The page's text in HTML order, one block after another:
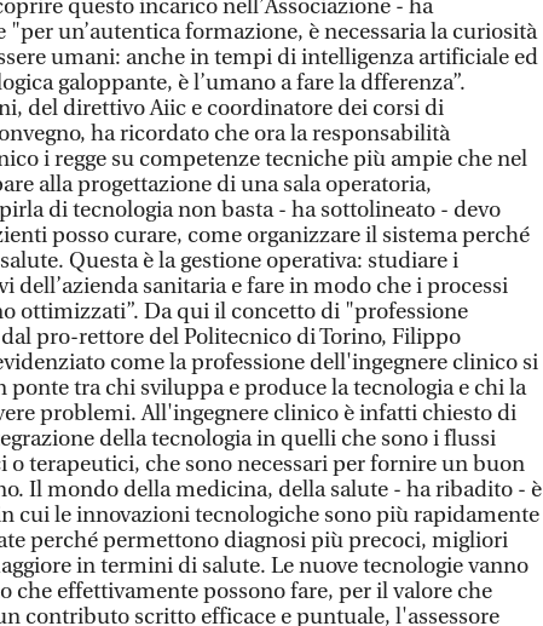
questo incarico nell’Associazione - ha
un’autentica formazione, è necessaria la curiosità
umani: anche in tempi di intelligenza artificiale ed
galoppante, è l’umano a fare la dfferenza”.
del direttivo Aiic e coordinatore dei corsi di
ha ricordato che ora la responsabilità
i regge su competenze tecniche più ampie che nel
alla progettazione di una sala operatoria,
di tecnologia non basta - ha sottolineato - devo
posso curare, come organizzare il sistema perché
Questa è la gestione operativa: studiare i
dell’azienda sanitaria e fare in modo che i processi
ottimizzati”. Da qui il concetto di "professione
pro-rettore del Politecnico di Torino, Filippo
come la professione dell'ingegnere clinico si
ponte tra chi sviluppa e produce la tecnologia e chi la
problemi. All'ingegnere clinico è infatti chiesto di
della tecnologia in quelli che sono i flussi
o terapeutici, che sono necessari per fornire un buon
Il mondo della medicina, della salute - ha ribadito - è
cui le innovazioni tecnologiche sono più rapidamente
perché permettono diagnosi più precoci, migliori
in termini di salute. Le nuove tecnologie vanno
che effettivamente possono fare, per il valore che
contributo scritto efficace e puntuale, l'assessore